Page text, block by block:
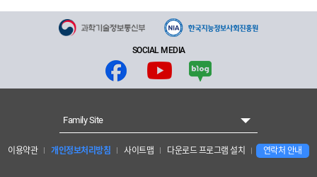
SOCIAL MEDIA
이용약관 개인정보처리방침 사이트맵 다운로드 프로그램 설치 연락처 안내
Family Site